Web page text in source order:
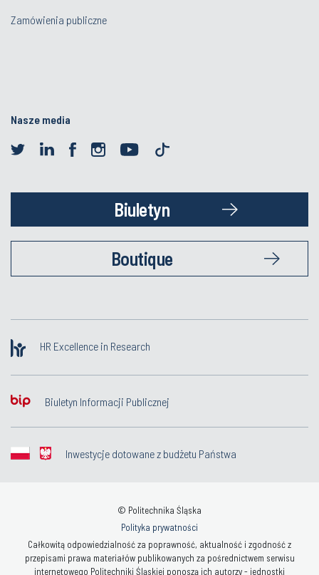
Zamówienia publiczne
Nasze media
Biuletyn
Boutique
HR Excellence in Research
Biuletyn Informacji Publicznej
Inwestycje dotowane z budżetu Państwa
© Politechnika Śląska
Polityka prywatności
Całkowitą odpowiedzialność za poprawność, aktualność i zgodność z
przepisami prawa materiałów publikowanych za pośrednictwem serwisu
internetowego Politechniki Śląskiej ponoszą ich autorzy - jednostki